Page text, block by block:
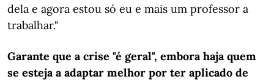
dela e agora estou só eu e mais um professor a
trabalhar."
Garante que a crise "é geral", embora haja quem
se esteja a adaptar melhor por ter aplicado de